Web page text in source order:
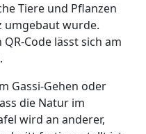
Tiere und Pflanzen
umgebaut wurde.
Code lässt sich am
Gassi-Gehen oder
die Natur im
wird an anderer,